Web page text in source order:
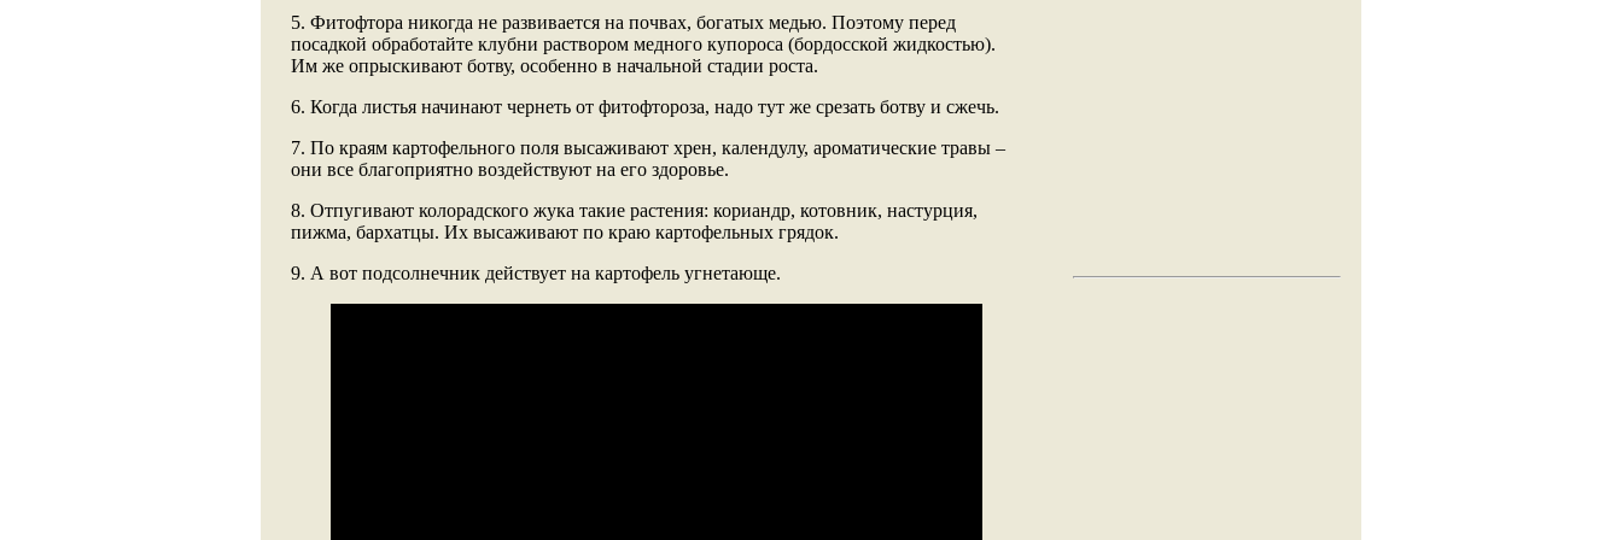
5. Фитофтора никогда не развивается на почвах, богатых медью. Поэтому перед
посадкой обработайте клубни раствором медного купороса (бордосской жидкостью).
Им же опрыскивают ботву, особенно в начальной стадии роста.
6. Когда листья начинают чернеть от фитофтороза, надо тут же срезать ботву и сжечь.
7. По краям картофельного поля высаживают хрен, календулу, ароматические травы –
они все благоприятно воздействуют на его здоровье.
8. Отпугивают колорадского жука такие растения: кориандр, котовник, настурция,
пижма, бархатцы. Их высаживают по краю картофельных грядок.
9. А вот подсолнечник действует на картофель угнетающе.